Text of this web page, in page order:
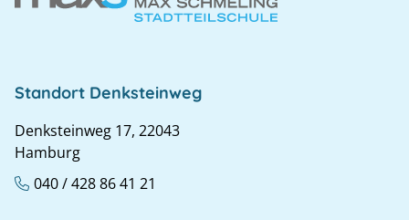
Standort Denksteinweg
Denksteinweg 17, 22043
Hamburg
040 / 428 86 41 21